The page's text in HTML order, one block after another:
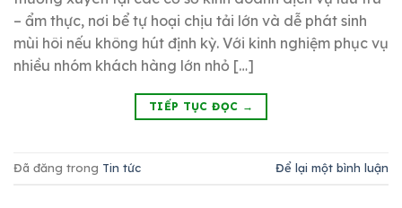
– ẩm thực, nơi bể tự hoại chịu tải lớn và dễ phát sinh
mùi hôi nếu không hút định kỳ. Với kinh nghiệm phục vụ
nhiều nhóm khách hàng lớn nhỏ […]
TIẾP TỤC ĐỌC →
Đã đăng trong Tin tức Để lại một bình luận